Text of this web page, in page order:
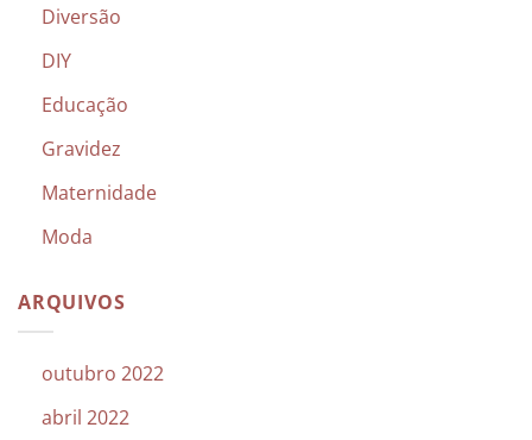
Diversão
DIY
Educação
Gravidez
Maternidade
Moda
ARQUIVOS
outubro 2022
abril 2022